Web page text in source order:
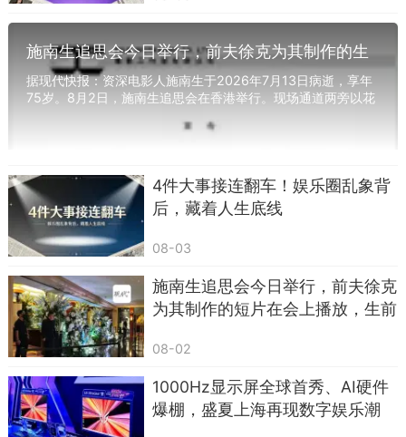
施南生追思会今日举行，前夫徐克为其制作的生
活短片在会上播放，生前多位娱乐圈好友出席送
别
据现代快报：资深电影人施南生于2026年7月13日病逝，享年
75岁。8月2日，施南生追思会在香港举行。现场通道两旁以花
4件大事接连翻车！娱乐圈乱象背
后，藏着人生底线
08-03
施南生追思会今日举行，前夫徐克
为其制作的短片在会上播放，生前
08-02
1000Hz显示屏全球首秀、AI硬件
爆棚，盛夏上海再现数字娱乐潮